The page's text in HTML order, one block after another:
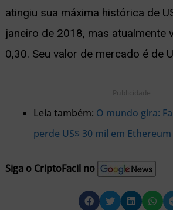
atingiu sua máxima histórica de
janeiro de 2018, mas atualmente
0,30. Seu valor de mercado é de
Publicidade
Leia também: O mundo gira:
perde US$ 30 mil em Ethereum
Siga o CriptoFacil no